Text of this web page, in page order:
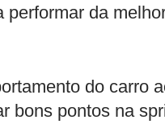
da
do carro
bons pontos na